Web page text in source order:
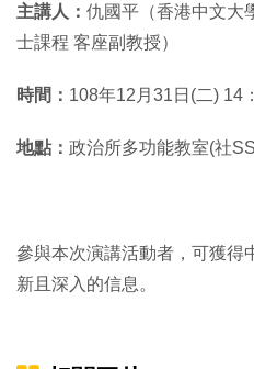
主講人： 仇國平（香港中文大
士課程 客座副教授）
時間： 108年12月31日(二) 14
地點： 政治所多功能教室(社
參與本次演講活動者，可獲得
新且深入的信息。